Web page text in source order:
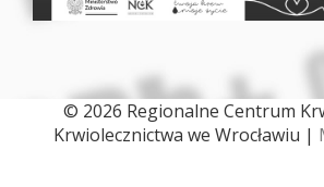
© 2026 Regionalne Centrum
Krwiolecznictwa we Wrocławiu |